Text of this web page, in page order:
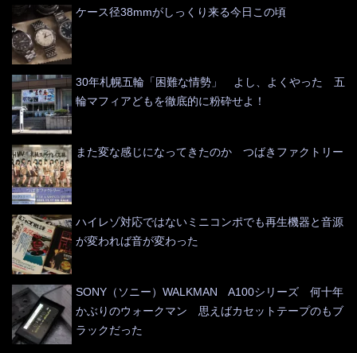
ケース径38mmがしっくり来る今日この頃
30年札幌五輪「困難な情勢」 よし、よくやった 五
輪マフィアどもを徹底的に粉砕せよ！
また変な感じになってきたのか つばきファクトリー
ハイレゾ対応ではないミニコンポでも再生機器と音源
が変われば音が変わった
SONY（ソニー）WALKMAN A100シリーズ 何十年
かぶりのウォークマン 思えばカセットテープのもブ
ラックだった